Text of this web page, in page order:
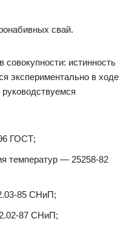
свай.
истинность
экспериментально в ходе
ГОСТ;
температур — 25258-82
85 СНиП;
87 СНиП;